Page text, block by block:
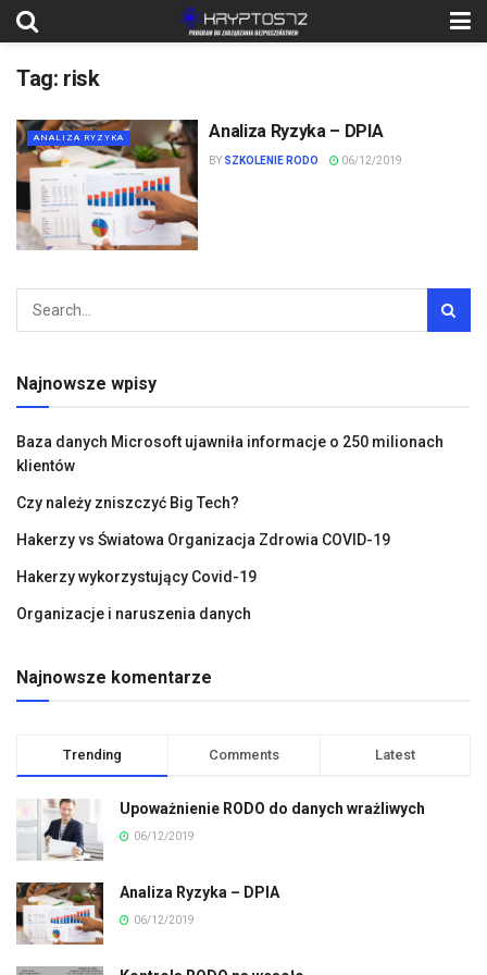
Tag: risk
ANALIZA RYZYKA Analiza Ryzyka – DPIA
BY SZKOLENIE RODO 06/12/2019
Najnowsze wpisy
Baza danych Microsoft ujawniła informacje o 250 milionach
klientów
Czy należy zniszczyć Big Tech?
Hakerzy vs Światowa Organizacja Zdrowia COVID-19
Hakerzy wykorzystujący Covid-19
Organizacje i naruszenia danych
Najnowsze komentarze
Trending Comments Latest
Upoważnienie RODO do danych wrażliwych
06/12/2019
Analiza Ryzyka – DPIA
06/12/2019